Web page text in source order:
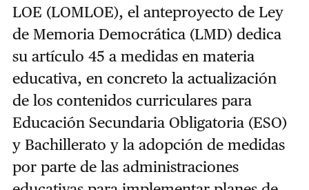
LOE (LOMLOE), el anteproyecto de Ley
de Memoria Democrática (LMD) dedica
su artículo 45 a medidas en materia
educativa, en concreto la actualización
de los contenidos curriculares para
Educación Secundaria Obligatoria (ESO)
y Bachillerato y la adopción de medidas
por parte de las administraciones